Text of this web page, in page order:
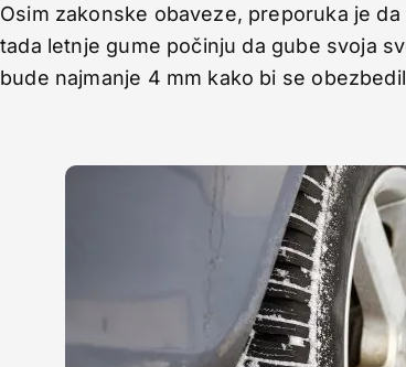
Osim zakonske obaveze, preporuka je
tada letnje gume počinju da gube svoja
bude najmanje 4 mm kako bi se